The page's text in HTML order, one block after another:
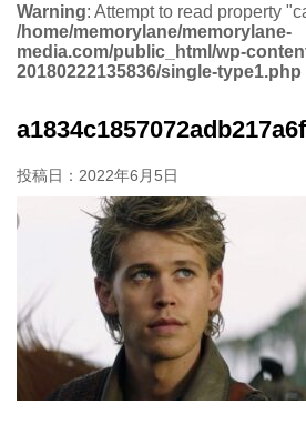
Warning: Attempt to read property
/home/memorylane/memorylane-
media.com/public_html/wp-
20180222135836/single-type1.php
投稿日： 2022年6月5日